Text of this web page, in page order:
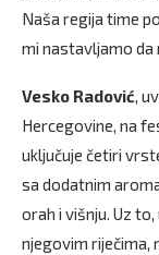
Naša regija time
mi nastavljamo da
Vesko Radović,
Hercegovine, na
uključuje četiri
sa dodatnim
orah i višnju. Uz to,
njegovim riječima,